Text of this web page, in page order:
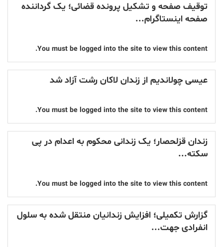
توقیف صفحه و تشکیل پرونده قضائی؛ یک گرداننده
صفحه اینستاگرام...
You must be logged into the site to view this content.
عیسی چولاندیم از زندان لاکان رشت آزاد شد
You must be logged into the site to view this content.
زندان قزلحصار؛ یک زندانی محکوم به اعدام در پی
سکته...
You must be logged into the site to view this content.
گزارش تکمیلی؛ افزایش زندانیان منتقل شده به سلول
انفرادی جهت...